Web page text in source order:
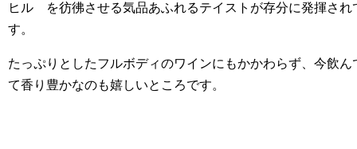
ヒル を彷彿させる気品あふれるテイストが存分に発揮され
す。
たっぷりとしたフルボディのワインにもかかわらず、今飲ん
て香り豊かなのも嬉しいところです。